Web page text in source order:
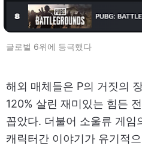
글로벌 6위에 등극했다
해외 매체들은 P의 거짓의
120% 살린 재미있는 힘든
꼽았다. 더불어 소울류 게임
캐릭터간 이야기가 유기적